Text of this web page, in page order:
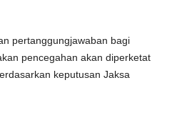
pertanggungjawaban bagi
pencegahan akan diperketat
keputusan Jaksa